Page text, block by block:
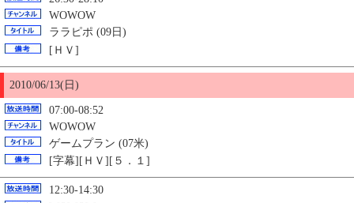
WOWOW
ララピポ (09日)
[ＨＶ]
2010/06/13(日)
07:00-08:52
WOWOW
ゲームプラン (07米)
[字幕][ＨＶ][５．１]
12:30-14:30